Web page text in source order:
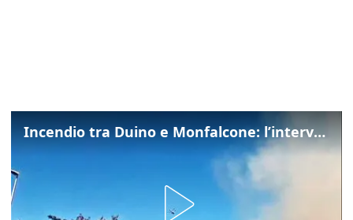
Incendio tra Duino e Monfalcone: l’intervento dei vigili del fuoco